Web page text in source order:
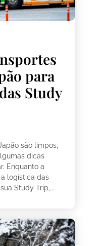
para
Study
são limpos,
dicas
Enquanto a
logística das
Study Trip,...